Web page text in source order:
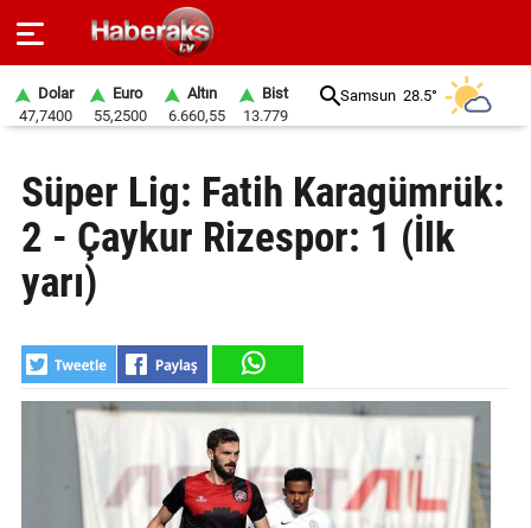
SPOR
YAŞAM
EKONOMİ
BELEDİYELER
SAĞLIK
SİYASET
EĞİTİM
Dolar
47,7400
Euro
55,2500
Altın
6.660,55
Bist
13.779
Samsun 28.5°
Süper Lig: Fatih Karagümrük:
2 - Çaykur Rizespor: 1 (İlk
yarı)